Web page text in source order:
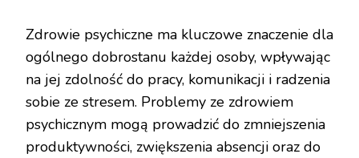
Zdrowie psychiczne ma kluczowe znaczenie dla
ogólnego dobrostanu każdej osoby, wpływając
na jej zdolność do pracy, komunikacji i radzenia
sobie ze stresem. Problemy ze zdrowiem
psychicznym mogą prowadzić do zmniejszenia
produktywności, zwiększenia absencji oraz do